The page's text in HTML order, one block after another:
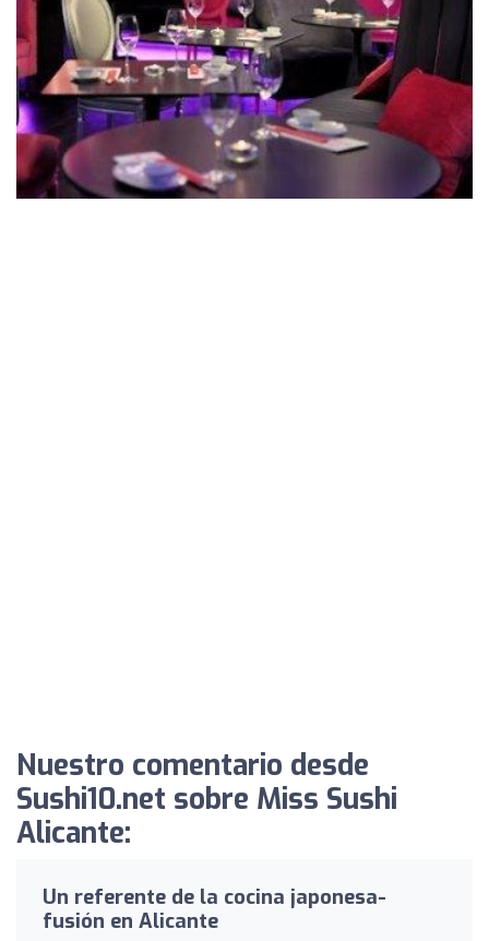
Nuestro comentario desde
Sushi10.net sobre Miss Sushi
Alicante:
Un referente de la cocina japonesa-
fusión en Alicante